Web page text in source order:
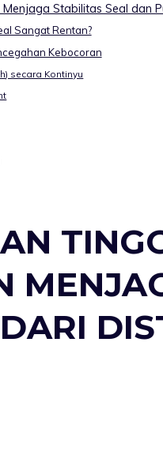
Stabilitas Seal dan
Sangat Rentan?
Kebocoran
secara Kontinyu